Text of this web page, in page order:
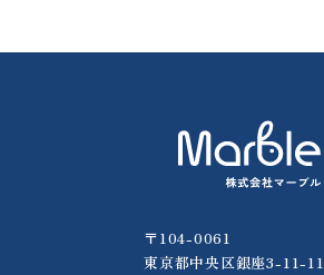
〒104-0061
東京都中央区銀座3-11-11